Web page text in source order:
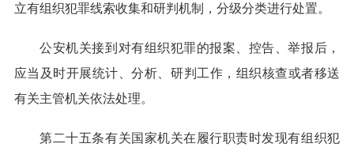
立有组织犯罪线索收集和研判机制，分级分类进行处置。
公安机关接到对有组织犯罪的报案、控告、举报后，
应当及时开展统计、分析、研判工作，组织核查或者移送
有关主管机关依法处理。
第二十五条有关国家机关在履行职责时发现有组织犯